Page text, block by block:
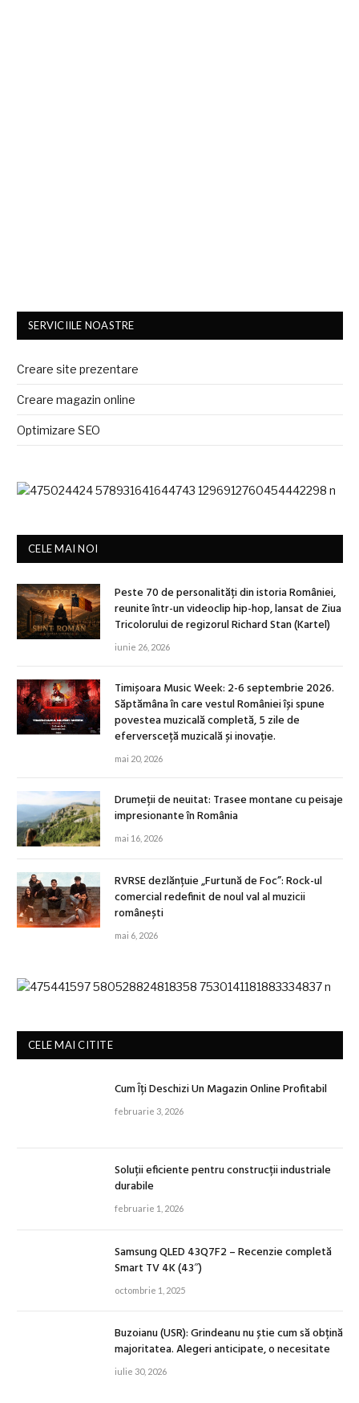
SERVICIILE NOASTRE
Creare site prezentare
Creare magazin online
Optimizare SEO
CELE MAI NOI
Peste 70 de personalități din istoria României,
reunite într-un videoclip hip-hop, lansat de Ziua
Tricolorului de regizorul Richard Stan (Kartel)
iunie 26, 2026
Timișoara Music Week: 2-6 septembrie 2026.
Săptămâna în care vestul României își spune
povestea muzicală completă, 5 zile de
eferversceță muzicală și inovație.
mai 20, 2026
Drumeții de neuitat: Trasee montane cu peisaje
impresionante în România
mai 16, 2026
RVRSE dezlănțuie „Furtună de Foc”: Rock-ul
comercial redefinit de noul val al muzicii
românești
mai 6, 2026
CELE MAI CITITE
Cum Îți Deschizi Un Magazin Online Profitabil
februarie 3, 2026
Soluții eficiente pentru construcții industriale
durabile
februarie 1, 2026
Samsung QLED 43Q7F2 – Recenzie completă
Smart TV 4K (43″)
octombrie 1, 2025
Buzoianu (USR): Grindeanu nu știe cum să obțină
majoritatea. Alegeri anticipate, o necesitate
iulie 30, 2026